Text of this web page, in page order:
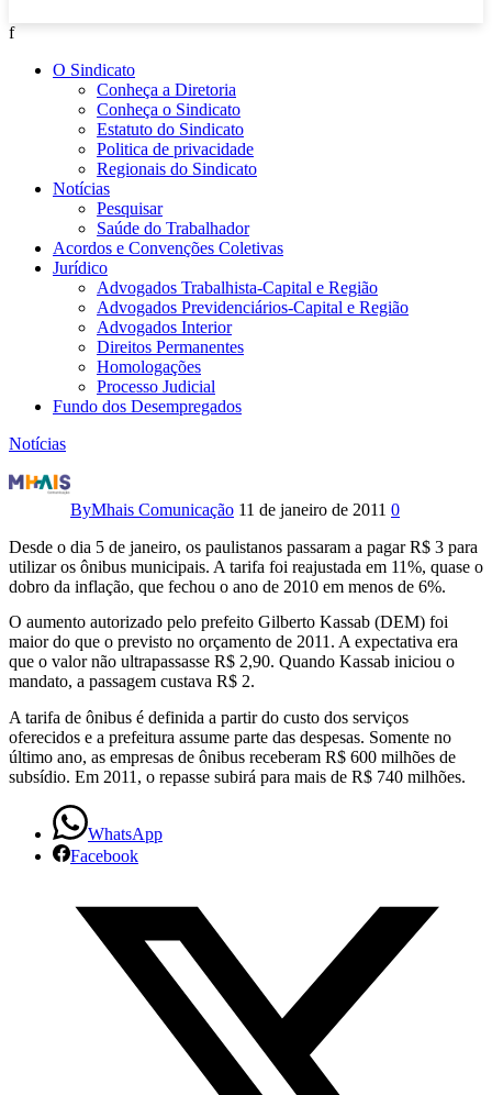
f
O Sindicato
Conheça a Diretoria
Conheça o Sindicato
Estatuto do Sindicato
Politica de privacidade
Regionais do Sindicato
Notícias
Pesquisar
Saúde do Trabalhador
Acordos e Convenções Coletivas
Jurídico
Advogados Trabalhista-Capital e Região
Advogados Previdenciários-Capital e Região
Advogados Interior
Direitos Permanentes
Homologações
Processo Judicial
Fundo dos Desempregados
Notícias
Organizações
realizam
ato
contra
aumento
da
tarifa
do
ônibus
ByMhais Comunicação 11 de janeiro de 2011 0
Desde o dia 5 de janeiro, os paulistanos passaram a pagar R$ 3 para
utilizar os ônibus municipais. A tarifa foi reajustada em 11%, quase o
dobro da inflação, que fechou o ano de 2010 em menos de 6%.
O aumento autorizado pelo prefeito Gilberto Kassab (DEM) foi
maior do que o previsto no orçamento de 2011. A expectativa era
que o valor não ultrapassasse R$ 2,90. Quando Kassab iniciou o
mandato, a passagem custava R$ 2.
A tarifa de ônibus é definida a partir do custo dos serviços
oferecidos e a prefeitura assume parte das despesas. Somente no
último ano, as empresas de ônibus receberam R$ 600 milhões de
subsídio. Em 2011, o repasse subirá para mais de R$ 740 milhões.
WhatsApp
Facebook